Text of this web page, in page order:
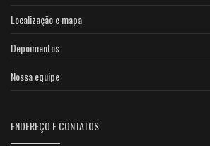
Localização e mapa
Depoimentos
Nossa equipe
ENDEREÇO E CONTATOS